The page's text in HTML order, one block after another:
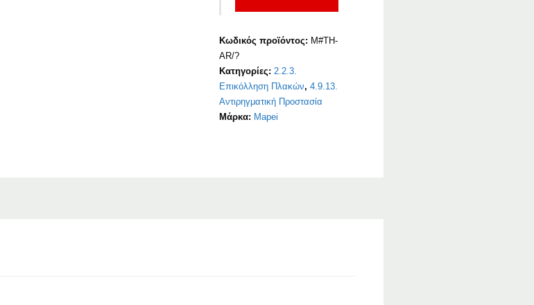
Κωδικός προϊόντος: M#TH-
AR/?
Κατηγορίες: 2.2.3.
Επικόλληση Πλακών, 4.9.13.
Αντιρηγματική Προστασία
Μάρκα: Mapei